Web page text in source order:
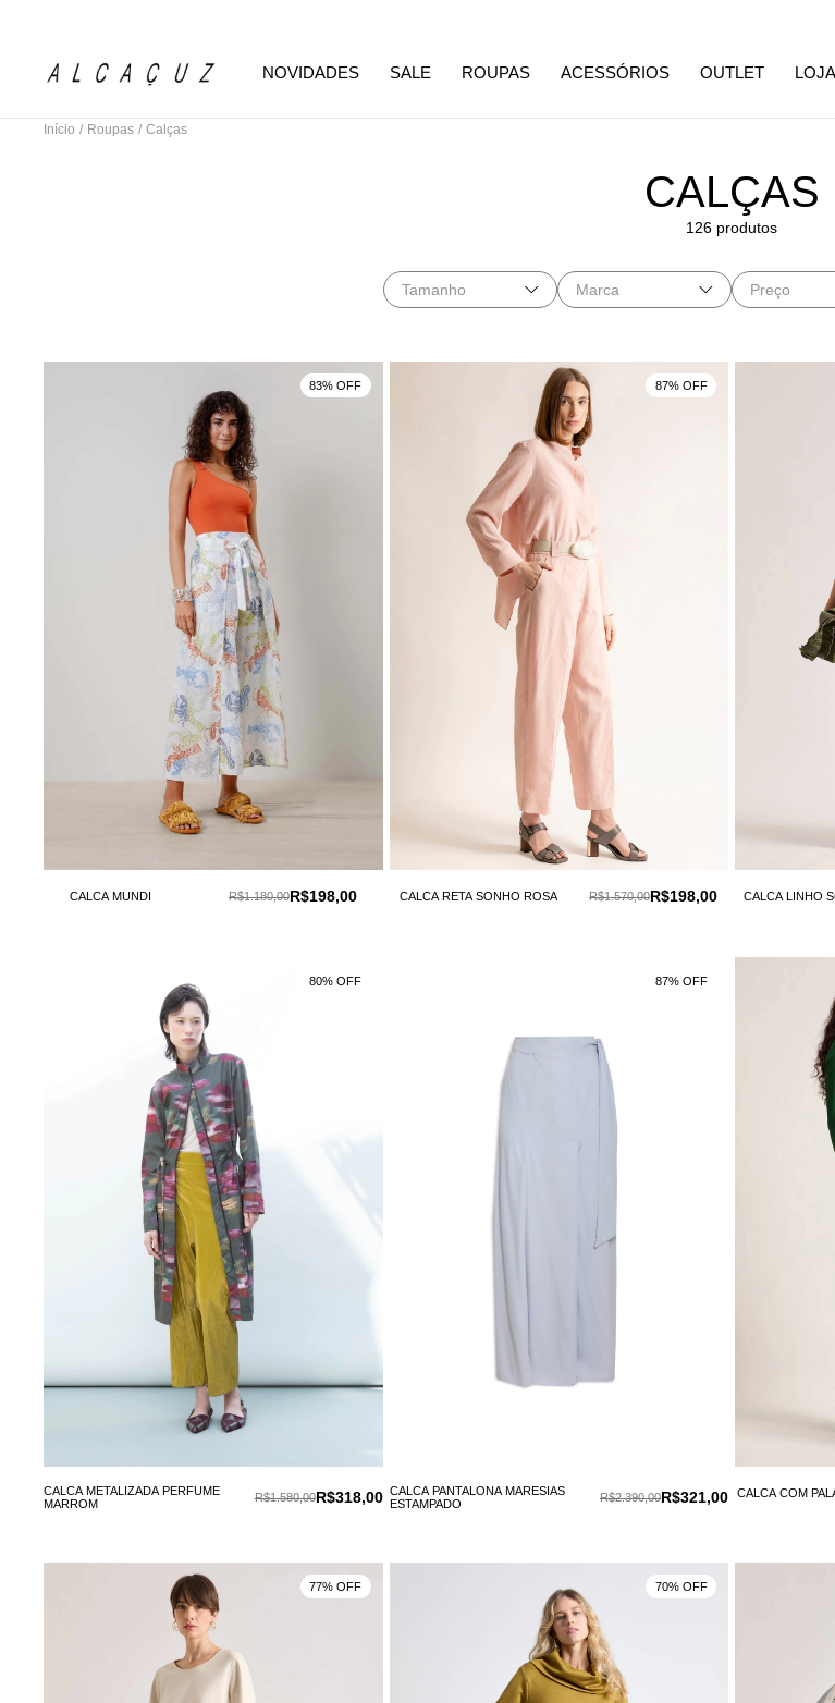
NOVIDADES SALE ROUPAS ACESSÓRIOS OUTLET
Início / Roupas / Calças
CALÇAS
126 produtos
Tamanho Marca Preço
CALCA MUNDI R$198,00
R$1.180,00
83% OFF
CALCA RETA SONHO ROSA R$198,00
R$1.570,00
87% OFF
CALCA LINHO
CALCA METALIZADA PERFUME
MARROM
R$318,00
R$1.580,00
80% OFF
CALCA PANTALONA MARESIAS
ESTAMPADO
R$321,00
R$2.390,00
87% OFF
CALCA COM
77% OFF 70% OFF